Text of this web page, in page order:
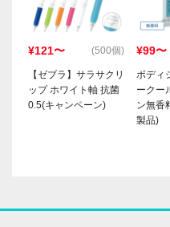
¥121〜 (500個)
【ゼブラ】サラサクリ
ップ ホワイト軸 抗菌
0.5(キャンペーン)
¥99〜
ボディ
ークー
ン無香
製品)